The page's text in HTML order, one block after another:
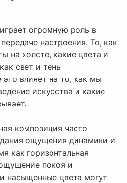
огромную роль в
настроения. То, как
на холсте, какие цвета и
свет и тень
это влияет на то, как мы
искусства и какие
композиция часто
ощущения динамики и
как горизонтальная
покоя и
насыщенные цвета могут